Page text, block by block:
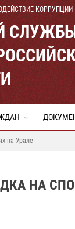
КОРРУПЦИИ
на Урале
НА